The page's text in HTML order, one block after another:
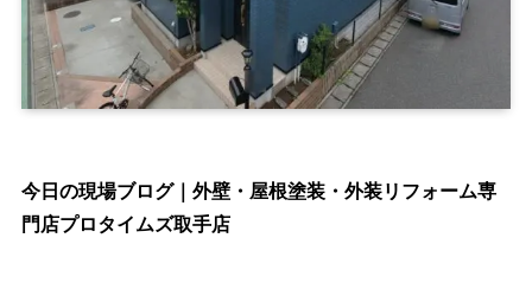
今日の現場ブログ｜外壁・屋根塗装・外装リフォーム専
門店プロタイムズ取手店